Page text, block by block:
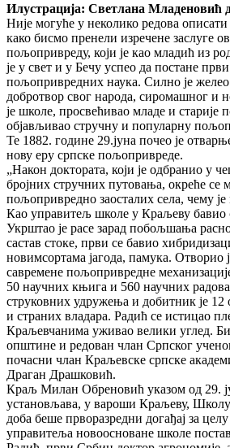
Илустрација: Светлана Младеновић
Није могуће у неколико редова
како бисмо пренели изречене заслуге
пољопривреду, који је као младић из
је у свет и у Бечу успео да постане
пољопривредних наука. Силно је
добротвор свог народа, сиромашног и
је школе, просвећивао младе и старије
објављивао стручну и популарну
Те 1882. године 29.јуна почео је
нову еру српске пољопривреде.
„Након доктората, који је одбранио у
бројних стручних путовања, окреће се
пољопривредно заосталих села, чему
Као управитељ школе у Краљеву бавио
Укрштао је расе зарад побољшања
састав стоке, први се бавио
новимсортама јагода, памука. Отворио
савремене пољопривредне
50 научних књига и 560 научних
струковних удружења и добитник је 12
и страних владара. Радић се истицао
Краљевчанима уживао велики углед.
општине и редован члан Српског
почасни члан Краљевске српске
Драган Драшковић.
Краљ Милан Обреновић указом од 29.
установљава, у вароши Краљеву, Школу
доба беше прворазредни догађај за
управитеља новоосноване школе